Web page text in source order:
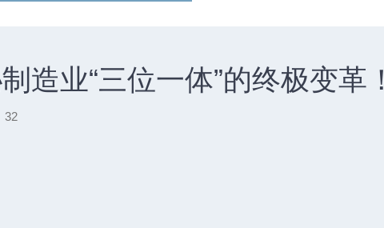
造业“三位一体”的终极变革
32